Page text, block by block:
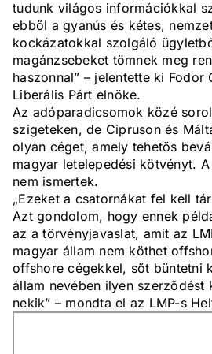
tudunk világos információkkal
ebből a gyanús és kétes,
kockázatokkal szolgáló
magánzsebeket tömnek meg
haszonnal” – jelentette ki Fodor
Liberális Párt elnöke.
Az adóparadicsomok közé
szigeteken, de Cipruson és
olyan céget, amely tehetős
magyar letelepedési kötvényt.
nem ismertek.
„Ezeket a csatornákat fel kell
Azt gondolom, hogy ennek
az a törvényjavaslat, amit az
magyar állam nem köthet
offshore cégekkel, sőt büntetni
állam nevében ilyen
nekik” – mondta el az LMP-s